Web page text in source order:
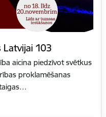
Latvijai 103
aicina piedzīvot svētkus
proklamēšanas